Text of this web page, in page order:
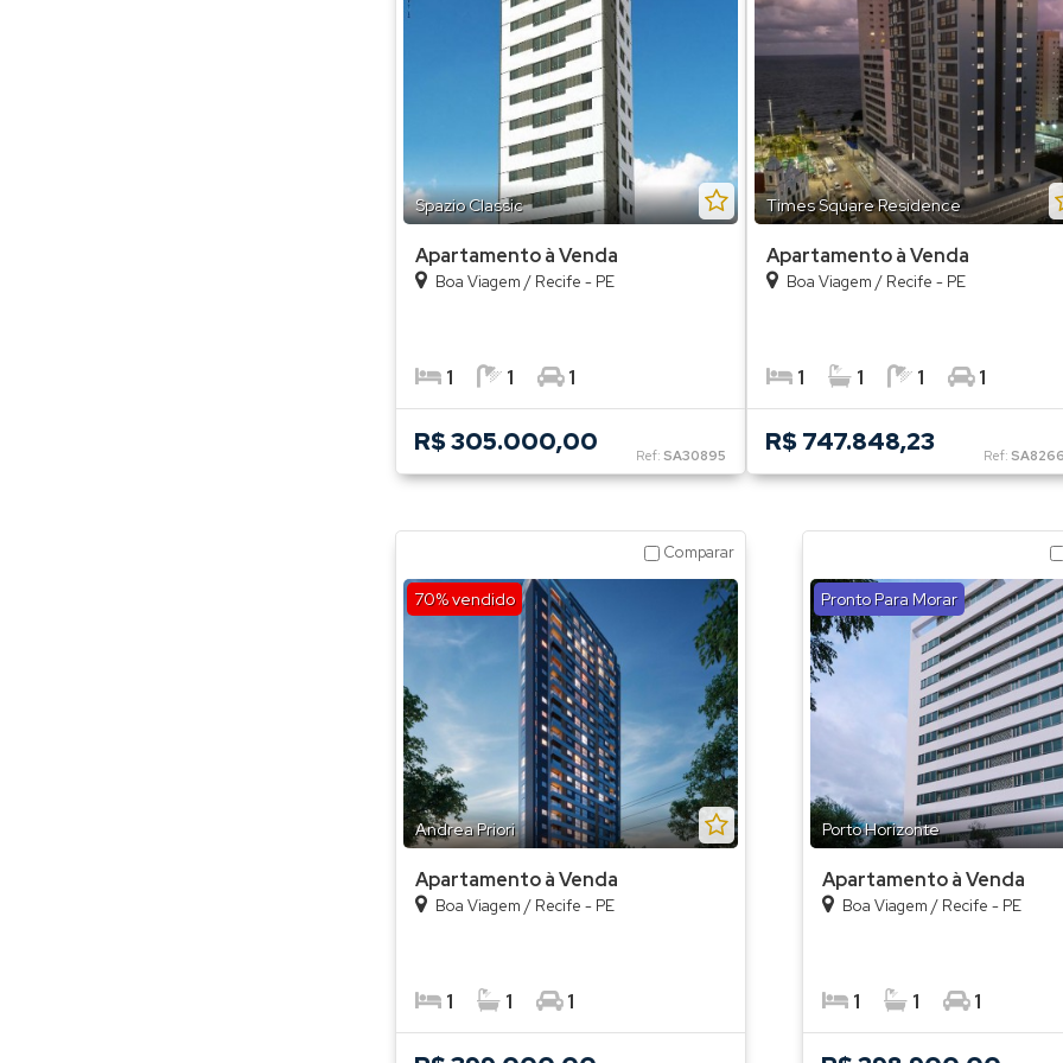
Spazio Classic
Apartamento à Venda
Boa Viagem / Recife - PE
Ref: SA30895
R$ 305.000,00
1 1 1
Times Square Residence
Apartamento à Venda
Boa Viagem / Recife - PE
Ref:
R$ 747.848,23
1 1 1 1
Comparar
70% vendido
Andrea Priori
Apartamento à Venda
Boa Viagem / Recife - PE
1 1 1
Pronto Para Morar
Porto Horizonte
Apartamento à Venda
Boa Viagem / Recife - PE
1 1 1